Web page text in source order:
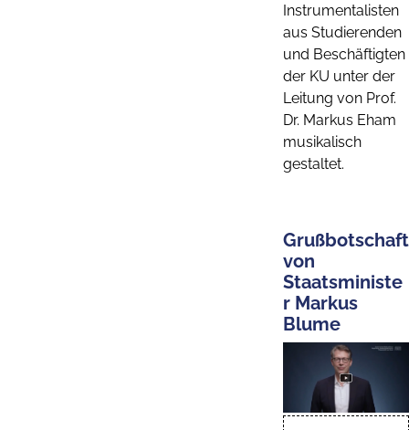
Instrumentalisten
aus Studierenden
und Beschäftigten
der KU unter der
Leitung von Prof.
Dr. Markus Eham
musikalisch
gestaltet.
Grußbotschaft
von
Staatsministe
r Markus
Blume